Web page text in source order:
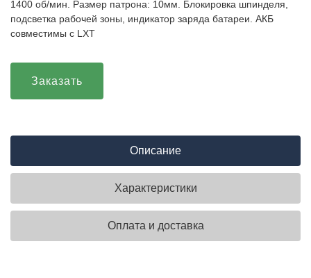
1400 об/мин. Размер патрона: 10мм. Блокировка шпинделя,
подсветка рабочей зоны, индикатор заряда батареи. АКБ
совместимы с LXT
Заказать
Описание
Характеристики
Оплата и доставка